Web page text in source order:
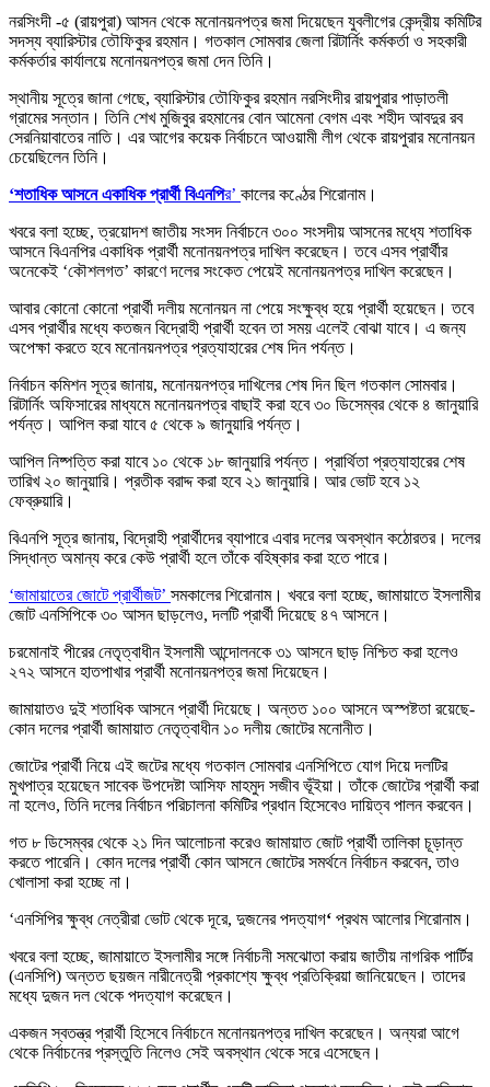
নরসিংদী -৫ (রায়পুরা) আসন থেকে মনোনয়নপত্র জমা দিয়েছেন যুবলীগের কেন্দ্রীয় কমিটির
সদস্য ব্যারিস্টার তৌফিকুর রহমান। গতকাল সোমবার জেলা রিটার্নিং কর্মকর্তা ও সহকারী
কর্মকর্তার কার্যালয়ে মনোনয়নপত্র জমা দেন তিনি।
স্থানীয় সূত্রে জানা গেছে, ব্যারিস্টার তৌফিকুর রহমান নরসিংদীর রায়পুরার পাড়াতলী
গ্রামের সন্তান। তিনি শেখ মুজিবুর রহমানের বোন আমেনা বেগম এবং শহীদ আবদুর রব
সেরনিয়াবাতের নাতি। এর আগের কয়েক নির্বাচনে আওয়ামী লীগ থেকে রায়পুরার মনোনয়ন
চেয়েছিলেন তিনি।
‘শতাধিক আসনে একাধিক প্রার্থী বিএনপির’ কালের কণ্ঠের শিরোনাম।
খবরে বলা হচ্ছে, ত্রয়োদশ জাতীয় সংসদ নির্বাচনে ৩০০ সংসদীয় আসনের মধ্যে শতাধিক
আসনে বিএনপির একাধিক প্রার্থী মনোনয়নপত্র দাখিল করেছেন। তবে এসব প্রার্থীর
অনেকেই ‘কৌশলগত’ কারণে দলের সংকেত পেয়েই মনোনয়নপত্র দাখিল করেছেন।
আবার কোনো কোনো প্রার্থী দলীয় মনোনয়ন না পেয়ে সংক্ষুব্ধ হয়ে প্রার্থী হয়েছেন। তবে
এসব প্রার্থীর মধ্যে কতজন বিদ্রোহী প্রার্থী হবেন তা সময় এলেই বোঝা যাবে। এ জন্য
অপেক্ষা করতে হবে মনোনয়নপত্র প্রত্যাহারের শেষ দিন পর্যন্ত।
নির্বাচন কমিশন সূত্র জানায়, মনোনয়নপত্র দাখিলের শেষ দিন ছিল গতকাল সোমবার।
রিটার্নিং অফিসারের মাধ্যমে মনোনয়নপত্র বাছাই করা হবে ৩০ ডিসেম্বর থেকে ৪ জানুয়ারি
পর্যন্ত। আপিল করা যাবে ৫ থেকে ৯ জানুয়ারি পর্যন্ত।
আপিল নিষ্পত্তি করা যাবে ১০ থেকে ১৮ জানুয়ারি পর্যন্ত। প্রার্থিতা প্রত্যাহারের শেষ
তারিখ ২০ জানুয়ারি। প্রতীক বরাদ্দ করা হবে ২১ জানুয়ারি। আর ভোট হবে ১২
ফেব্রুয়ারি।
বিএনপি সূত্র জানায়, বিদ্রোহী প্রার্থীদের ব্যাপারে এবার দলের অবস্থান কঠোরতর। দলের
সিদ্ধান্ত অমান্য করে কেউ প্রার্থী হলে তাঁকে বহিষ্কার করা হতে পারে।
‘জামায়াতের জোটে প্রার্থীজট’ সমকালের শিরোনাম। খবরে বলা হচ্ছে, জামায়াতে ইসলামীর
জোট এনসিপিকে ৩০ আসন ছাড়লেও, দলটি প্রার্থী দিয়েছে ৪৭ আসনে।
চরমোনাই পীরের নেতৃত্বাধীন ইসলামী আন্দোলনকে ৩১ আসনে ছাড় নিশ্চিত করা হলেও
২৭২ আসনে হাতপাখার প্রার্থী মনোনয়নপত্র জমা দিয়েছেন।
জামায়াতও দুই শতাধিক আসনে প্রার্থী দিয়েছে। অন্তত ১০০ আসনে অস্পষ্টতা রয়েছে-
কোন দলের প্রার্থী জামায়াত নেতৃত্বাধীন ১০ দলীয় জোটের মনোনীত।
জোটের প্রার্থী নিয়ে এই জটের মধ্যে গতকাল সোমবার এনসিপিতে যোগ দিয়ে দলটির
মুখপাত্র হয়েছেন সাবেক উপদেষ্টা আসিফ মাহমুদ সজীব ভূঁইয়া। তাঁকে জোটের প্রার্থী করা
না হলেও, তিনি দলের নির্বাচন পরিচালনা কমিটির প্রধান হিসেবেও দায়িত্ব পালন করবেন।
গত ৮ ডিসেম্বর থেকে ২১ দিন আলোচনা করেও জামায়াত জোট প্রার্থী তালিকা চূড়ান্ত
করতে পারেনি। কোন দলের প্রার্থী কোন আসনে জোটের সমর্থনে নির্বাচন করবেন, তাও
খোলাসা করা হচ্ছে না।
‘এনসিপির ক্ষুব্ধ নেত্রীরা ভোট থেকে দূরে, দুজনের পদত্যাগ‘ প্রথম আলোর শিরোনাম।
খবরে বলা হচ্ছে, জামায়াতে ইসলামীর সঙ্গে নির্বাচনী সমঝোতা করায় জাতীয় নাগরিক পার্টির
(এনসিপি) অন্তত ছয়জন নারীনেত্রী প্রকাশ্যে ক্ষুব্ধ প্রতিক্রিয়া জানিয়েছেন। তাদের
মধ্যে দুজন দল থেকে পদত্যাগ করেছেন।
একজন স্বতন্ত্র প্রার্থী হিসেবে নির্বাচনে মনোনয়নপত্র দাখিল করেছেন। অন্যরা আগে
থেকে নির্বাচনের প্রস্তুতি নিলেও সেই অবস্থান থেকে সরে এসেছেন।